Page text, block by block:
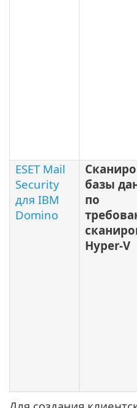
ESET Mail
Security
для IBM
Domino
базы
по
Hyper-V